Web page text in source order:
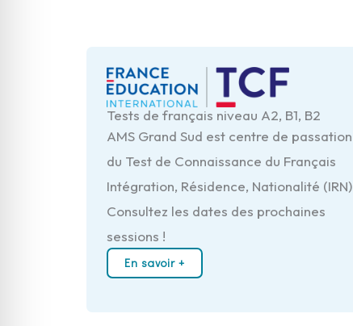
Tests de français niveau A2, B1, B2
AMS Grand Sud est centre de passation
du Test de Connaissance du Français
Intégration, Résidence, Nationalité
Consultez les dates des prochaines
sessions !
En savoir +